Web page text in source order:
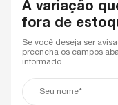
A variação
fora de
Se você deseja ser
preencha os campos
informado.
Seu
nome*